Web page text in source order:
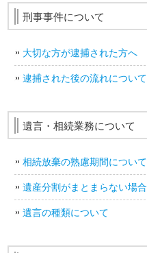
刑事事件について
大切な方が逮捕された方へ
逮捕された後の流れについて
遺言・相続業務について
相続放棄の熟慮期間について
遺産分割がまとまらない場合
遺言の種類について